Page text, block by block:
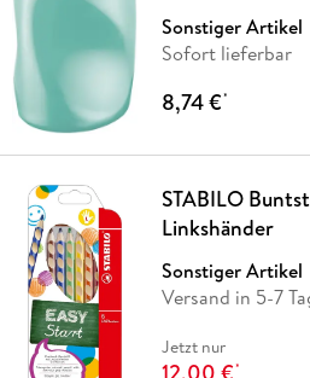
Sonstiger Artikel
Sofort lieferbar
8,74 €*
STABILO
Linkshänder
Sonstiger Artikel
Versand in 5-7
Jetzt nur
*